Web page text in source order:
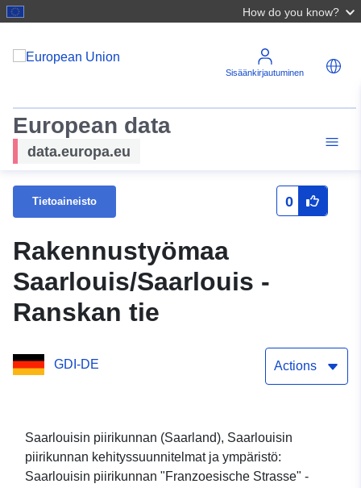
How do you know?
Sisäänkirjautuminen
European data
data.europa.eu
Tietoaineisto 0
Rakennustyömaa
Saarlouis/Saarlouis -
Ranskan tie
GDI-DE Actions
Saarlouisin piirikunnan (Saarland), Saarlouisin
piirikunnan kehityssuunnitelmat ja ympäristö:
Saarlouisin piirikunnan "Franzoesische Strasse" -